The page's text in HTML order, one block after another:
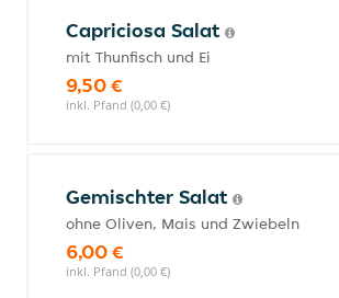
Capriciosa Salat
mit Thunfisch und Ei
9,50 €
inkl. Pfand (0,00 €)
Gemischter Salat
ohne Oliven, Mais und Zwiebeln
6,00 €
inkl. Pfand (0,00 €)